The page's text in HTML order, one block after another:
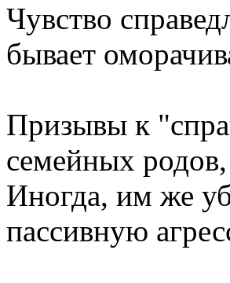
Чувство
бывает
Призывы к
семейных
Иногда, им же
пассивную